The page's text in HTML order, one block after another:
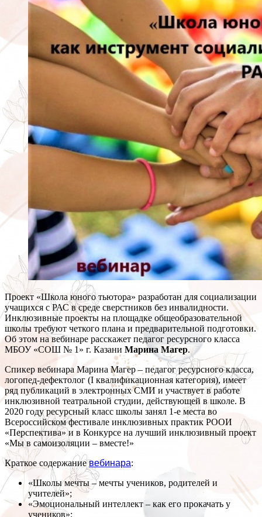
Проект «Школа юного тьютора» разработан для социализации
учащихся с РАС в среде сверстников без инвалидности.
Инклюзивные проекты на площадке общеобразовательной
школы требуют четкого плана и предварительной подготовки.
Об этом на вебинаре расскажет педагог ресурсного класса
МБОУ «СОШ № 1» г. Казани Марина Магер.
Спикер вебинара Марина Магер – педагог ресурсного класса,
логопед-дефектолог (I квалификационная категория), имеет
ряд публикаций в электронных СМИ и участвует в работе
инклюзивной театральной студии, действующей в школе. В
2020 году ресурсный класс школы занял 1-е места во
Всероссийском фестивале инклюзивных практик РООИ
«Перспектива» и в Конкурсе на лучший инклюзивный проект
«Мы в самоизоляции – вместе!»
Краткое содержаниевебинара:
«Школы мечты – мечты учеников, родителей и
учителей»;
«Эмоциональный интеллект – как его прокачать у
учеников»;